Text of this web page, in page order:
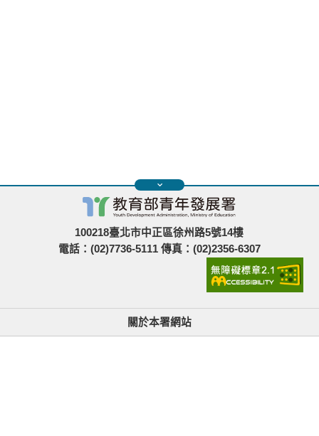
100218臺北市中正區徐州路5號14樓
電話：(02)7736-5111 傳真：(02)2356-6307
關於本署網站